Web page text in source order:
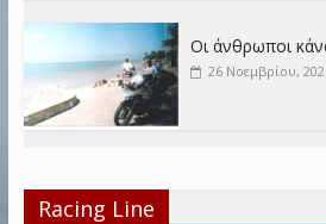
Οι άνθρωποι
26 Νοεμβρίου,
Racing Line